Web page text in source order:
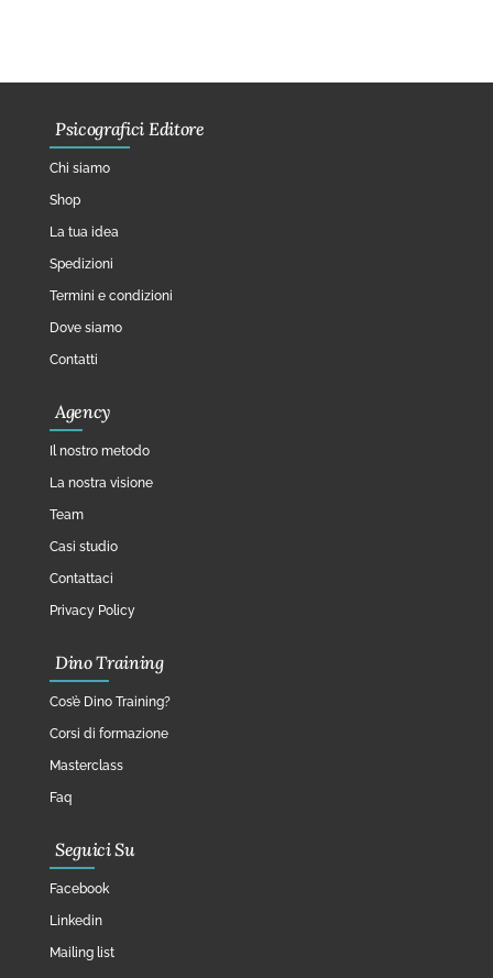
Psicografici Editore
Chi siamo
Shop
La tua idea
Spedizioni
Termini e condizioni
Dove siamo
Contatti
Agency
Il nostro metodo
La nostra visione
Team
Casi studio
Contattaci
Privacy Policy
Dino Training
Cos’è Dino Training?
Corsi di formazione
Masterclass
Faq
Seguici Su
Facebook
Linkedin
Mailing list